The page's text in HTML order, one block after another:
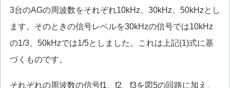
3台のAGの周波数をそれぞれ10kHz、30kHz、50kHzとし
ます。そのときの信号レベルを30kHzの信号では10kHz
の1/3、50kHzでは1/5としました。これは上記(1)式に基
づくものです。
それぞれの周波数の信号f1、f2、f3を図5の回路に加え、